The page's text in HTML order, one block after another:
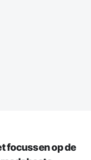
focussen op de